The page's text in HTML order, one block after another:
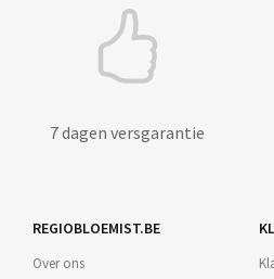
7 dagen versgarantie
REGIOBLOEMIST.BE
Over ons